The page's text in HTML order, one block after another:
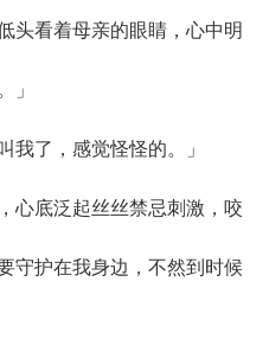
看着母亲的眼睛，心中明
」
了，感觉怪怪的。」
底泛起丝丝禁忌刺激，咬
守护在我身边，不然到时候